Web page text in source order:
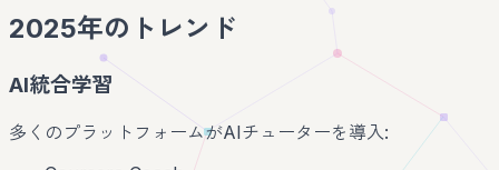
2025年のトレンド
AI統合学習
多くのプラットフォームがAIチューターを導入: